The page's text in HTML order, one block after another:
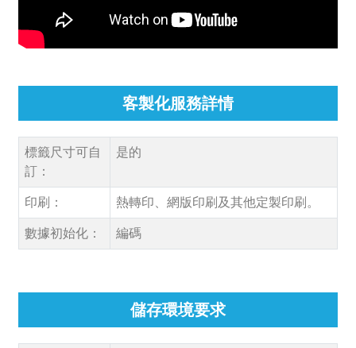
客製化服務詳情
標籤尺寸可自
訂：
是的
印刷：
熱轉印、網版印刷及其他定製印刷。
數據初始化：
編碼
儲存環境要求